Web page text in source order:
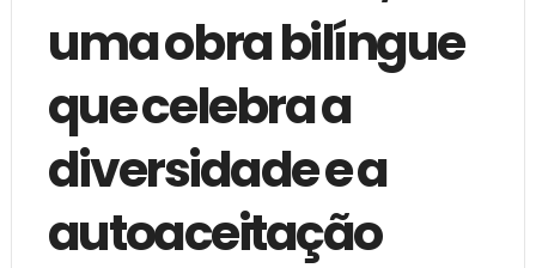
uma obra bilíngue
que celebra a
diversidade e a
autoaceitação